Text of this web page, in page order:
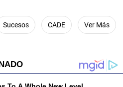
Sucesos CADE Ver Más